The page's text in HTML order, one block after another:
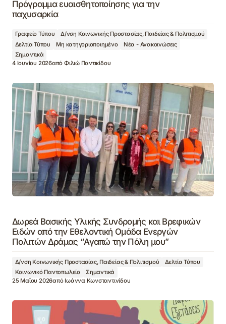
Πρόγραμμα ευαισθητοποίησης για την
παχυσαρκία
Γραφείο Τύπου
Δ/νση Κοινωνικής Προστασίας, Παιδείας & Πολιτισμού
Δελτία Τύπου
Μη κατηγοριοποιημένο
Νέα - Ανακοινώσεις
Σημαντικά
4 Ιουνίου 2026από Φιλιώ Παντικίδου
Δωρεά Βασικής Υλικής Συνδρομής και Βρεφικών
Ειδών από την Εθελοντική Ομάδα Ενεργών
Πολιτών Δράμας “Αγαπώ την Πόλη μου”
Δ/νση Κοινωνικής Προστασίας, Παιδείας & Πολιτισμού
Δελτία Τύπου
Κοινωνικό Παντοπωλείο
Σημαντικά
25 Μαΐου 2026από Ιωάννα Κωνσταντινίδου